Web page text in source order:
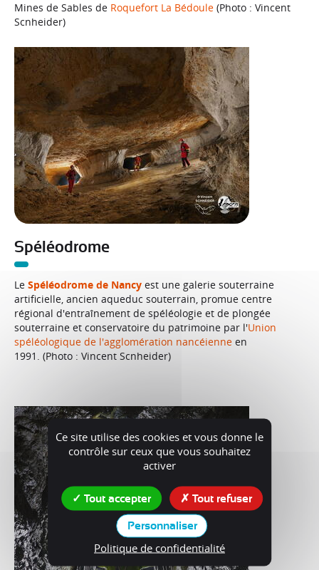
Mines de Sables de Roquefort La Bédoule (Photo : Vincent
Scnheider)
Spéléodrome
Le Spéléodrome de Nancy est une galerie souterraine
artificielle, ancien aqueduc souterrain, promue centre
régional d'entraînement de spéléologie et de plongée
souterraine et conservatoire du patrimoine par l'Union
spéléologique de l'agglomération nancéienne en
1991. (Photo : Vincent Scnheider)
Ce site utilise des cookies et vous donne le
contrôle sur ceux que vous souhaitez
activer
Tout accepter Tout refuser
Personnaliser
Politique de confidentialité